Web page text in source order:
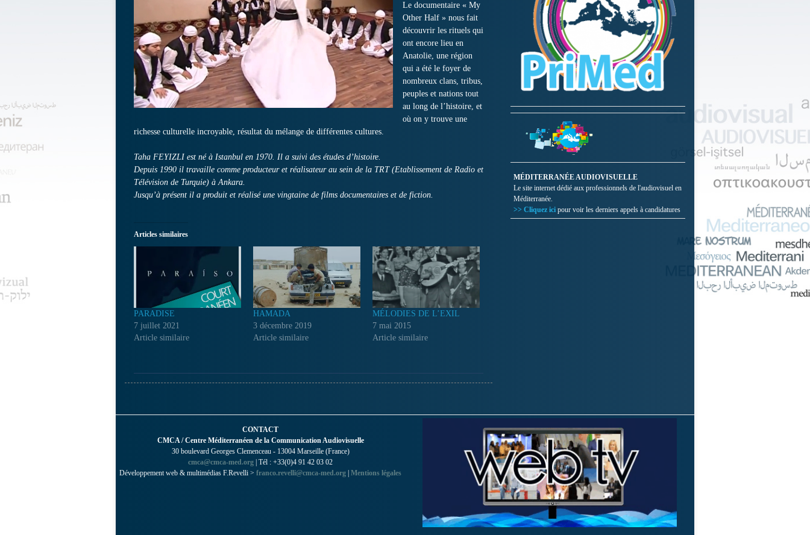
Le documentaire « My
Other Half » nous fait
découvrir les rituels qui
ont encore lieu en
Anatolie, une région
qui a été le foyer de
nombreux clans, tribus,
peuples et nations tout
au long de l’histoire, et
où on y trouve une
richesse culturelle incroyable, résultat du mélange de différentes cultures.
Taha FEYIZLI est né à Istanbul en 1970. Il a suivi des études d’histoire.
Depuis 1990 il travaille comme producteur et réalisateur au sein de la TRT (Etablissement de Radio et
Télévision de Turquie) à Ankara.
Jusqu’à présent il a produit et réalisé une vingtaine de films documentaires et de fiction.
Articles similaires
PARADISE
7 juillet 2021
Article similaire
HAMADA
3 décembre 2019
Article similaire
MÉLODIES DE L’EXIL
7 mai 2015
Article similaire
MÉDITERRANÉE AUDIOVISUELLE
Le site internet dédié aux professionnels de l'audiovisuel en
Méditerranée.
>> Cliquez ici pour voir les derniers appels à candidatures
CONTACT
CMCA / Centre Méditerranéen de la Communication Audiovisuelle
30 boulevard Georges Clemenceau - 13004 Marseille (France)
cmca@cmca-med.org | Tél : +33(0)4 91 42 03 02
Développement web & multimédias F.Revelli > franco.revelli@cmca-med.org | Mentions légales